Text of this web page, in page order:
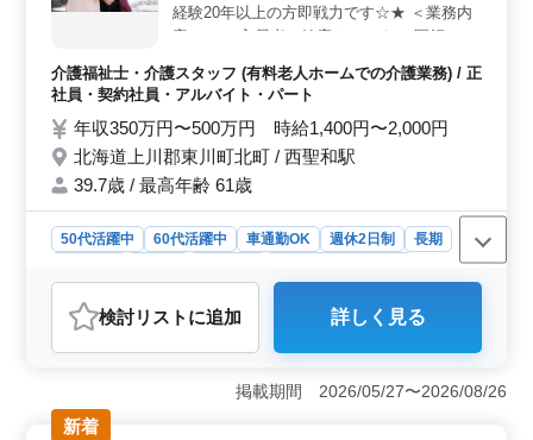
級土木施工管理技士や技術士の資格を持っている方は尚
可とされ、幅広い経験を活かして安定した環境で活躍で
経験20年以上の方即戦力です☆★ ＜業務内
容＞ ・ご入居者の健康チェック ・医師の指
の見守り・サポート ・ご入居者との交流な
ど ・記録の記入 ・申し送り 等 ＜特徴＞ ・
無料駐車場完備 ・交通費：実費支給 今まで
の生活を崩さずに転職すること可能です☆彡
皆様のご応募是非お待ちしております♬
介護福祉士・介護スタッフ (有料老人ホームでの介護業務) / 正
社員・契約社員・アルバイト・パート
年収350万円〜500万円 時給1,400円〜2,000円
北海道上川郡東川町北町 / 西聖和駅
39.7歳 / 最高年齢 61歳
50代活躍中 60代活躍中 車通勤OK 週休2日制
長期
おすすめポイント
＜経験者歓迎の環境＞ 経験20年以上の方を即戦力とし
て求めており、豊富な経験と知識を活かして活躍できる
環境です。周囲のスタッフとの連携や指導、教育にも携
わることで経験を生かした業務に取り組めます。 ＜
検討リスト に追加 詳しく見る
掲載期間 2026/05/27〜2026/08/26
新着